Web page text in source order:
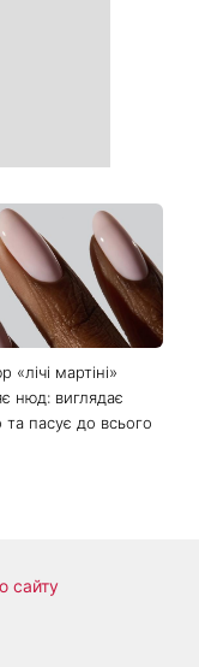
«лічі мартіні»
нюд: виглядає
та пасує до всього
сайту